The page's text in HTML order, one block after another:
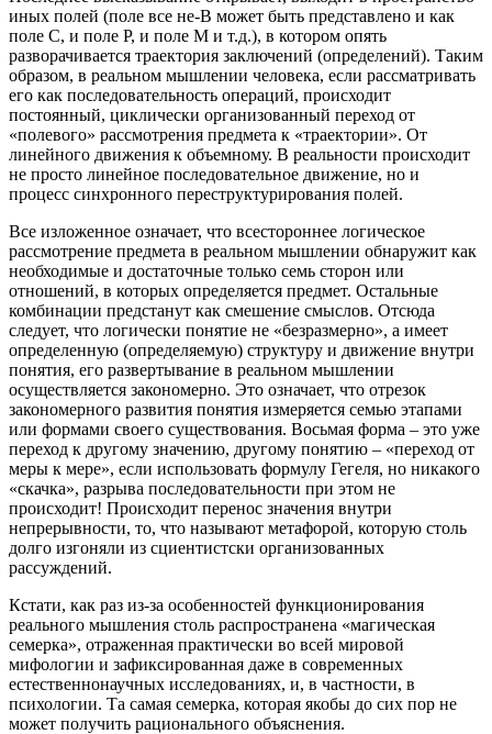
иных полей (поле все не-В может быть представлено и как
поле С, и поле Р, и поле М и т.д.), в котором опять
разворачивается траектория заключений (определений). Таким
образом, в реальном мышлении человека, если рассматривать
его как последовательность операций, происходит
постоянный, циклически организованный переход от
«полевого» рассмотрения предмета к «траектории». От
линейного движения к объемному. В реальности происходит
не просто линейное последовательное движение, но и
процесс синхронного переструктурирования полей.
Все изложенное означает, что всестороннее логическое
рассмотрение предмета в реальном мышлении обнаружит как
необходимые и достаточные только семь сторон или
отношений, в которых определяется предмет. Остальные
комбинации предстанут как смешение смыслов. Отсюда
следует, что логически понятие не «безразмерно», а имеет
определенную (определяемую) структуру и движение внутри
понятия, его развертывание в реальном мышлении
осуществляется закономерно. Это означает, что отрезок
закономерного развития понятия измеряется семью этапами
или формами своего существования. Восьмая форма – это уже
переход к другому значению, другому понятию – «переход от
меры к мере», если использовать формулу Гегеля, но никакого
«скачка», разрыва последовательности при этом не
происходит! Происходит перенос значения внутри
непрерывности, то, что называют метафорой, которую столь
долго изгоняли из сциентистски организованных
рассуждений.
Кстати, как раз из-за особенностей функционирования
реального мышления столь распространена «магическая
семерка», отраженная практически во всей мировой
мифологии и зафиксированная даже в современных
естественнонаучных исследованиях, и, в частности, в
психологии. Та самая семерка, которая якобы до сих пор не
может получить рационального объяснения.